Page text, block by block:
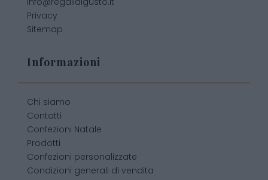
Privacy
Sitemap
Informazioni
Chi siamo
Contatti
Confezioni Natale
Prodotti
Confezioni personalizzate
Condizioni generali di vendita